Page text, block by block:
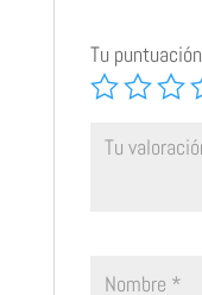
Tu puntuación